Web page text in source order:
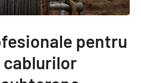
pentru